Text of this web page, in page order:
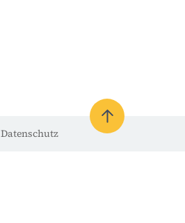
Datenschutz